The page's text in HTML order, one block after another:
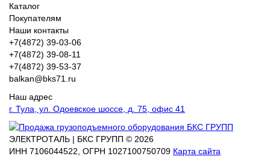
Каталог
Покупателям
Наши контакты
+7(4872) 39-03-06
+7(4872) 39-08-11
+7(4872) 39-53-37
balkan@bks71.ru
Наш адрес
г. Тула, ул. Одоевское шоссе, д. 75, офис 41
ЭЛЕКТРОТАЛЬ | БКС ГРУПП © 2026
ИНН 7106044522, ОГРН 1027100750709 Карта сайта